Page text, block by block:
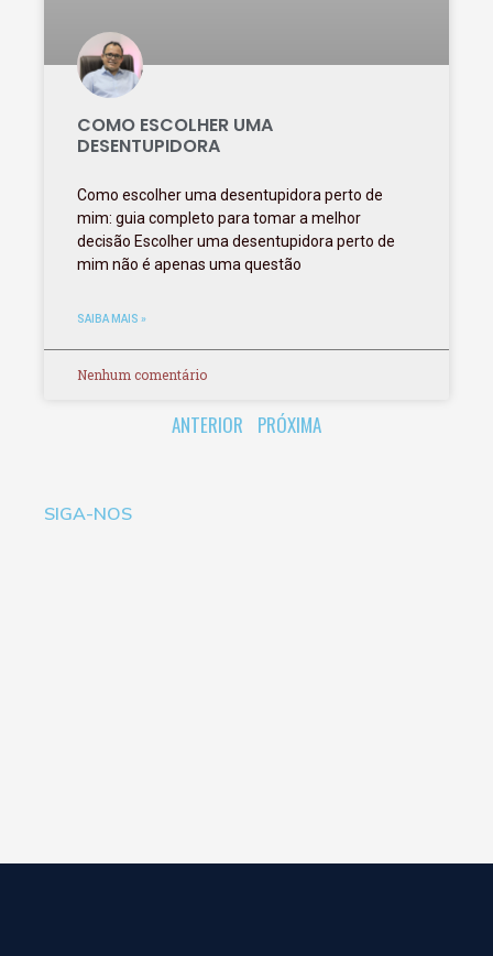
COMO ESCOLHER UMA
DESENTUPIDORA
Como escolher uma desentupidora perto de
mim: guia completo para tomar a melhor
decisão Escolher uma desentupidora perto de
mim não é apenas uma questão
SAIBA MAIS »
Nenhum comentário
ANTERIOR PRÓXIMA
SIGA-NOS